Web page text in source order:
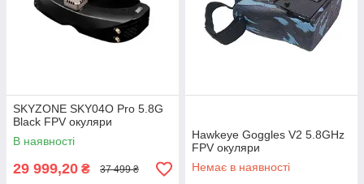
6
06
FPV окуляри відкривають нові
можливості для розваг і спортивних
змагань, таких як перегони дронів. Вони
досить популярні серед пілотів дронів, а
також серед людей, які цікавляться
технологіями та захоплюються
SKYZONE SKY04O Pro 5.8G
Black FPV окуляри
В наявності
29 999,20 ₴ 37 499 ₴
Hawkeye Goggles V2 5.8GHz
FPV окуляри
Немає в наявності